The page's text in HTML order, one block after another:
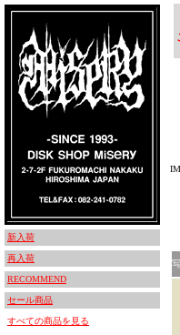
新入荷
再入荷
RECOMMEND
セール商品
すべての商品を見る